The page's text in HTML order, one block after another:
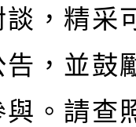
談，精采
告，並鼓
與。請查